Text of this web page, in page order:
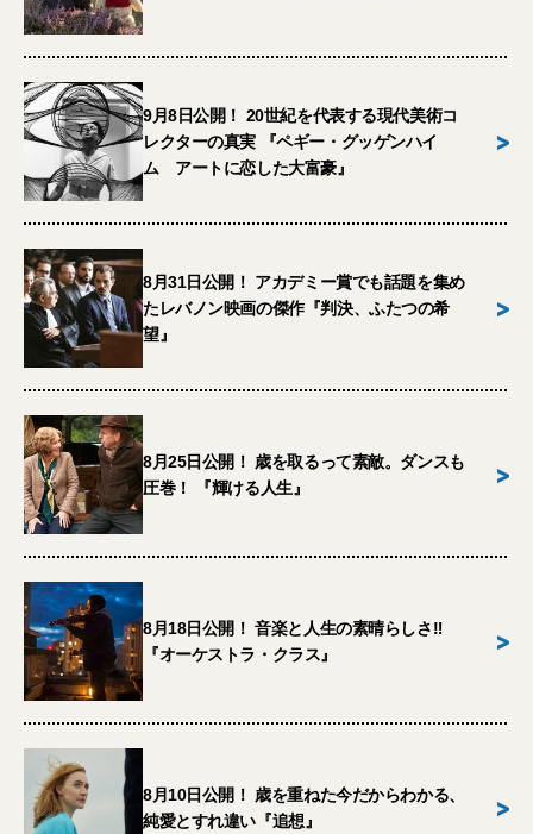
9月8日公開！ 20世紀を代表する現代美術コ
レクターの真実 『ペギー・グッゲンハイ
ム アートに恋した大富豪』
>
8月31日公開！ アカデミー賞でも話題を集め
たレバノン映画の傑作『判決、ふたつの希
望』
>
8月25日公開！ 歳を取るって素敵。ダンスも
圧巻！ 『輝ける人生』
>
8月18日公開！ 音楽と人生の素晴らしさ‼︎
『オーケストラ・クラス』
>
8月10日公開！ 歳を重ねた今だからわかる、
純愛とすれ違い『追想』
>